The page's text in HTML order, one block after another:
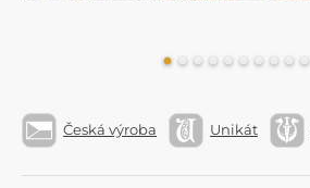
Česká výroba Unikát